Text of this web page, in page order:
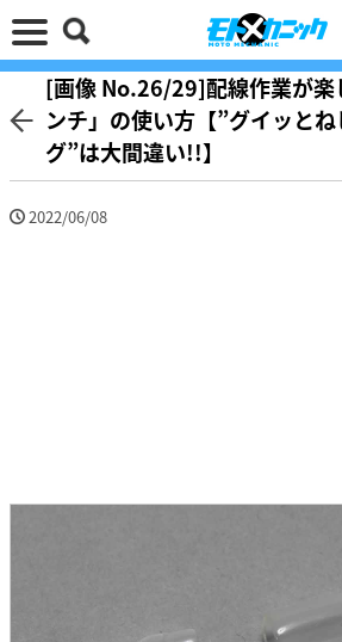
[画像 No.26/29]配線作業が楽
ンチ」の使い方【”グイッと
グ”は大間違い!!】
2022/06/08